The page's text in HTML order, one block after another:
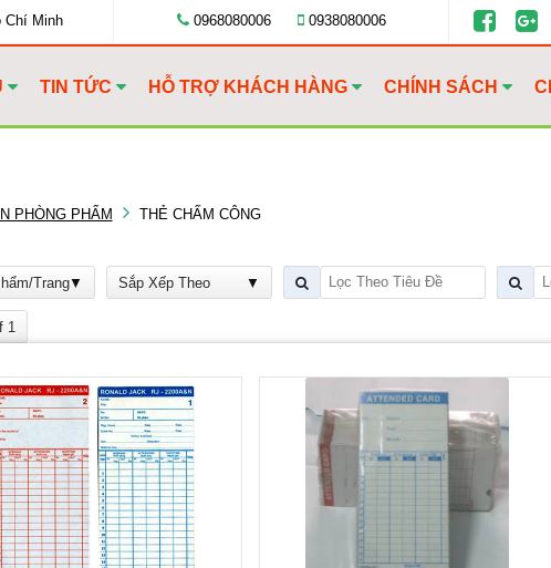
Chí Minh 0968080006 0938080006
TIN TỨC HỖ TRỢ KHÁCH HÀNG CHÍNH SÁCH
PHÒNG PHẨM THẺ CHẤM CÔNG
Trang Sắp Xếp Theo
1